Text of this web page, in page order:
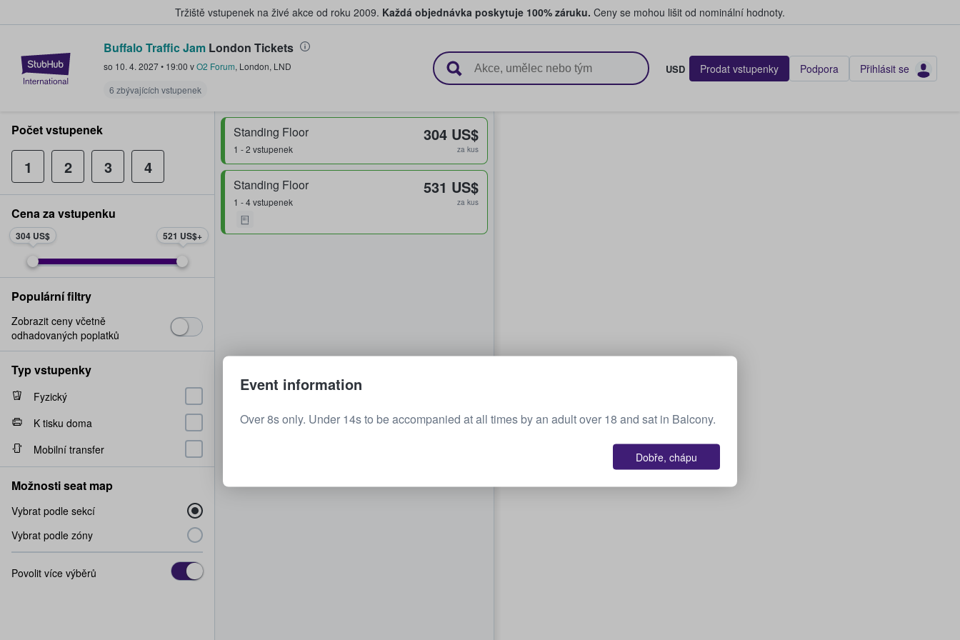
Tržiště vstupenek na živé akce od roku 2009. Každá objednávka poskytuje 100% záruku. Ceny se mohou lišit od nominální hodnoty.
StubHub – Místo, kde fanoušci kupují a prodávají vstupenky
Buffalo Traffic Jam London Tickets
so 10. 4. 2027• 19:00 vO2 Forum, London, LND
6 zbývajících vstupenek
USD Prodat vstupenky Podpora Přihlásit se
Standing Floor
1 - 2 vstupenek
304 US$
za kus
Standing Floor
1 - 4 vstupenek
531 US$
za kus
Počet vstupenek
1 2 3 4
Cena za vstupenku
304 US$ 521 US$
Populární filtry
Zobrazit ceny včetně
odhadovaných poplatků
Typ vstupenky
Fyzický
K tisku doma
Mobilní transfer
Možnosti seat map
Vybrat podle sekcí
Vybrat podle zóny
Povolit více výběrů
Event information
Over 8s only. Under 14s to be accompanied at all times by an adult over 18 and sat in Balcony.
Dobře, chápu